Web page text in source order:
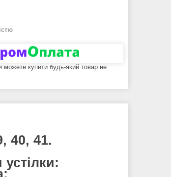
можете купити будь-який товар не
40, 41.